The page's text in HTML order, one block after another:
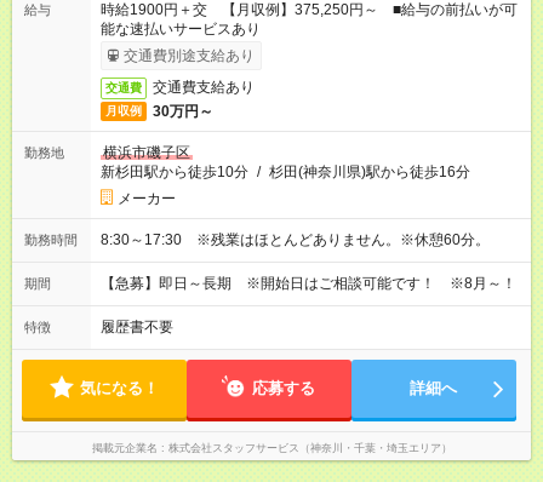
給与
時給1900円＋交 【月収例】375,250円～ ■給与の前払いが可
能な速払いサービスあり
交通費別途支給あり
交通費 交通費支給あり
月収例 30万円～
勤務地
横浜市磯子区
新杉田駅から徒歩10分 / 杉田(神奈川県)駅から徒歩16分
メーカー
勤務時間 8:30～17:30 ※残業はほとんどありません。※休憩60分。
期間 【急募】即日～長期 ※開始日はご相談可能です！ ※8月～！
特徴 履歴書不要
気になる！ 応募する 詳細へ
掲載元企業名 株式会社スタッフサービス（神奈川・千葉・埼玉エリア）